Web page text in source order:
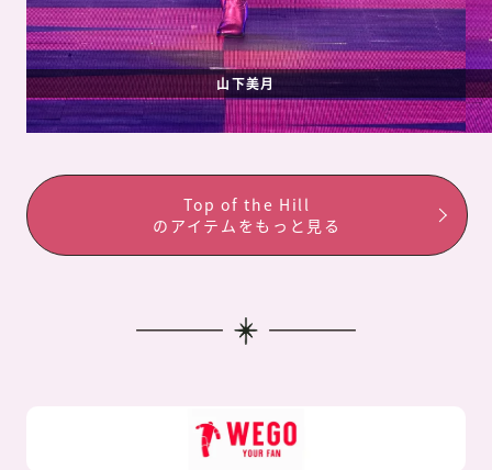
山下美月
Top of the Hill
のアイテムをもっと見る